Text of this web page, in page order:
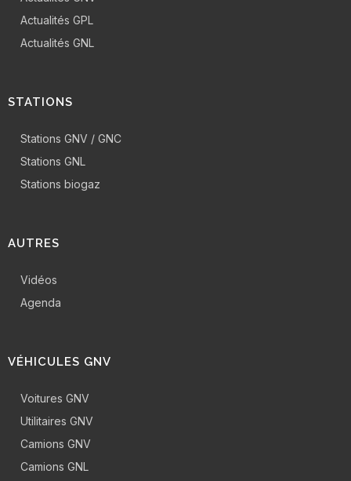
Actualités GPL
Actualités GNL
STATIONS
Stations GNV / GNC
Stations GNL
Stations biogaz
AUTRES
Vidéos
Agenda
VÉHICULES GNV
Voitures GNV
Utilitaires GNV
Camions GNV
Camions GNL